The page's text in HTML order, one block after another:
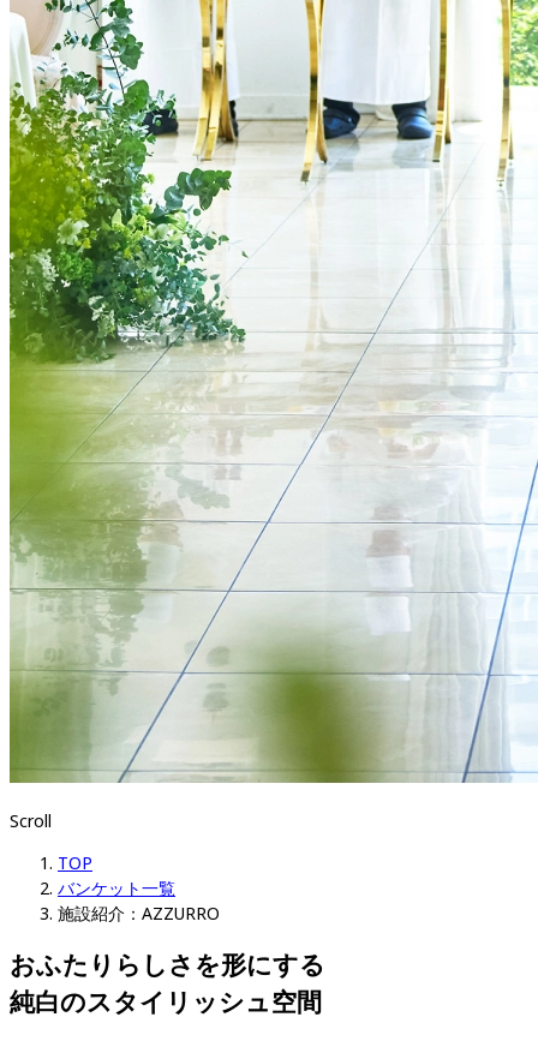
Scroll
TOP
バンケット一覧
施設紹介：AZZURRO
おふたりらしさを形にする
純白のスタイリッシュ空間